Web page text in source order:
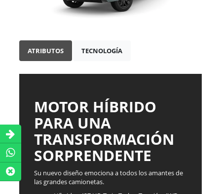
ATRIBUTOS TECNOLOGÍA
MOTOR HÍBRIDO
PARA UNA
TRANSFORMACIÓN
SORPRENDENTE
Su nuevo diseño emociona a todos los amantes de
las grandes camionetas.